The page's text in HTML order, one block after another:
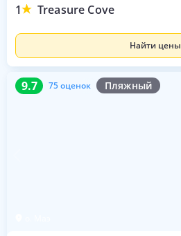
1 Treasure Cove
Найти цены
9.7 75 оценок Пляжный
9.7 75 оценок